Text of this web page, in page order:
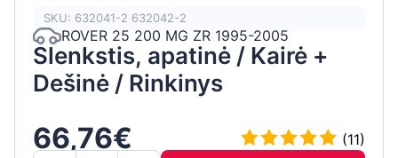
SKU: 632041-2 632042-2
ROVER 25 200 MG ZR 1995-2005
Slenkstis, apatinė / Kairė +
Dešinė / Rinkinys
66,76€
(11)